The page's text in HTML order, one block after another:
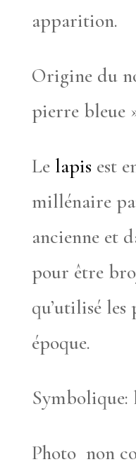
apparition.
Origine du
pierre bleue
Le lapis est
millénaire
ancienne et
pour être
qu’utilisé les
époque.
Symbolique:
Photo non